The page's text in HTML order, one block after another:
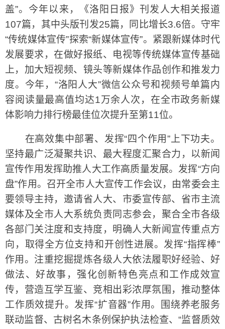
盖”。今年以来，《洛阳日报》刊发人大相关报道
107篇，其中头版刊发25篇，同比增长3.6倍。守牢
“传统媒体宣传”探索“新媒体宣传”。紧跟新媒体时代
发展要求，在做好报纸、电视等传统媒体宣传基础
上，加大短视频、镜头等新媒体作品创作和推发力
度。今年，“洛阳人大”微信公众号和视频号单篇内
容阅读量最高值均达1万余人次，在全市政务新媒
体影响力排行榜最佳位次提升至第11位。
在高效集中部署、发挥“四个作用”上下功夫。
坚持最广泛凝聚共识、最大程度汇聚合力，以新闻
宣传作用发挥助推人大工作高质量发展。发挥“方向
盘”作用。召开全市人大宣传工作会议，由常委会主
要领导主持，邀请省人大、市委宣传部、省市主流
媒体及全市人大系统负责同志参会，聚合全市各级
各部门关注度和支持度，明确人大新闻宣传重点方
向，取得全方位支持和开创性进展。发挥“指挥棒”
作用。注重挖掘提炼各级人大依法履职好经验、好
做法、好故事，强化创新特色亮点和工作成效宣
传，营造互学互鉴、竞相出彩浓厚氛围，推动整体
工作质效提升。发挥“扩音器”作用。围绕养老服务
联动监督、古树名木条例保护执法检查、“监督质效